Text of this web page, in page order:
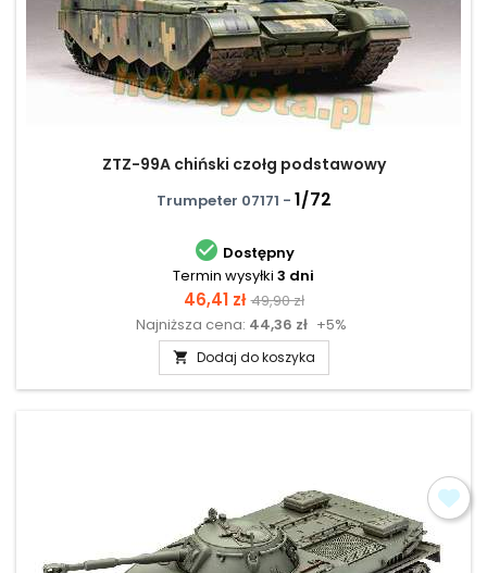
ZTZ-99A chiński czołg podstawowy
Trumpeter 07171 - 1/72
 Dostępny
Termin wysyłki 3 dni
Cena
46,41 zł Cena
podstawowa
49,90 zł
Najniższa cena: 44,36 zł +5%
 Dodaj do koszyka